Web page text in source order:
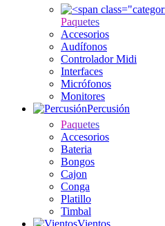
Paquetes
Accesorios
Audífonos
Controlador Midi
Interfaces
Micrófonos
Monitores
Percusión
Paquetes
Accesorios
Bateria
Bongos
Cajon
Conga
Platillo
Timbal
Vientos